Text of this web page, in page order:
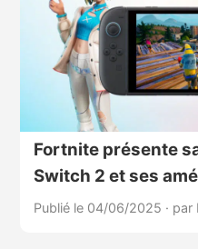
Fortnite présente
Switch 2 et ses
Publié le 04/06/2025 · par